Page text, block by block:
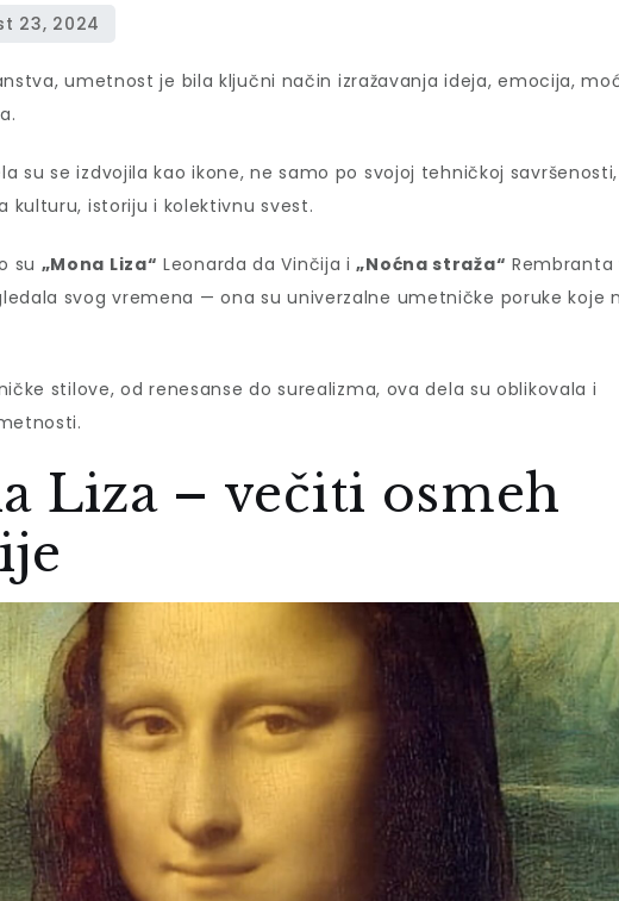
umetnost je bila ključni način izražavanja ideja, emocija,
su se izdvojila kao ikone, ne samo po svojoj tehničkoj
kulturu, istoriju i kolektivnu svest.
su „Mona Liza“ Leonarda da Vinčija i„Noćna straža“ Rembranta
svog vremena — ona su univerzalne umetničke poruke koje
stilove, od renesanse do surealizma, ova dela su oblikovala i
Liza – večiti osmeh